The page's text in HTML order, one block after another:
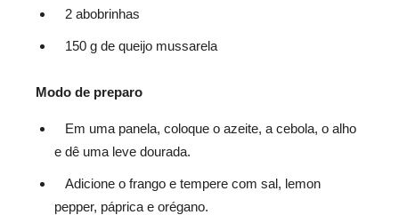
2 abobrinhas
150 g de queijo mussarela
Modo de preparo
Em uma panela, coloque o azeite, a cebola, o alho
e dê uma leve dourada.
Adicione o frango e tempere com sal, lemon
pepper, páprica e orégano.